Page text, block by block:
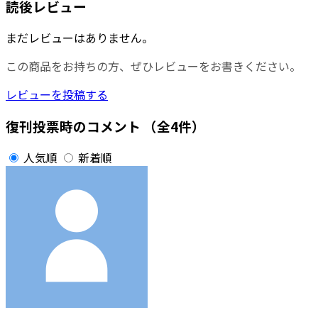
読後レビュー
まだレビューはありません。
この商品をお持ちの方、ぜひレビューをお書きください。
レビューを投稿する
復刊投票時のコメント （全4件）
人気順 新着順